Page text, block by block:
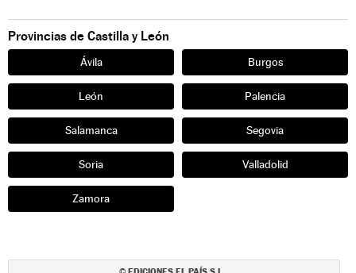
Provincias de Castilla y León
Ávila Burgos
León Palencia
Salamanca Segovia
Soria Valladolid
Zamora